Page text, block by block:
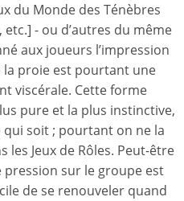
du Monde des Ténèbres
etc.] - ou d’autres du même
aux joueurs l’impression
la proie est pourtant une
viscérale. Cette forme
pure et la plus instinctive,
soit ; pourtant on ne la
Jeux de Rôles. Peut-être
sur le groupe est
de se renouveler quand